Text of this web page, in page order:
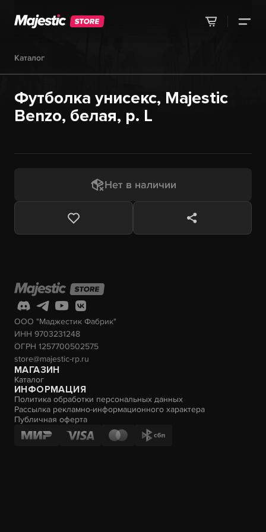
Каталог
Футболка унисекс, Majestic
Benzo, белая, р. L
Нет в наличии
ООО "Маджестик Фабрик"
ИНН 9703231248
ОГРН 1257700502575
store@majestic-rp.ru
МАГАЗИН
Каталог
ИНФОРМАЦИЯ
Политика обработки персональных данных
Рассылка рекламно-информационного характера
Публичная оферта